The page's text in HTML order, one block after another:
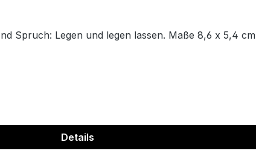
Spruch: Legen und legen lassen. Maße 8,6 x 5,4 cm
Details